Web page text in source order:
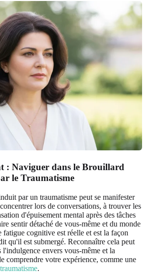
: Naviguer dans le Brouillard
le Traumatisme
par un traumatisme peut se manifester
lors de conversations, à trouver les
d'épuisement mental après des tâches
sentir détaché de vous-même et du monde
fatigue cognitive est réelle et est la façon
qu'il est submergé. Reconnaître cela peut
l'indulgence envers vous-même et la
comprendre votre expérience, comme une
.